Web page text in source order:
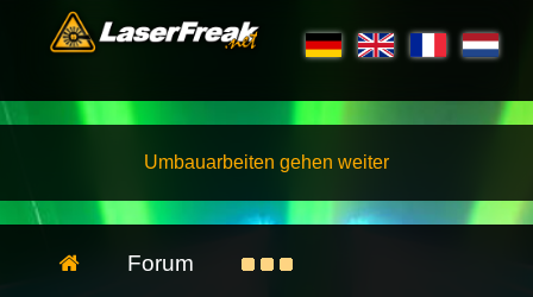
Umbauarbeiten gehen weiter
Forum